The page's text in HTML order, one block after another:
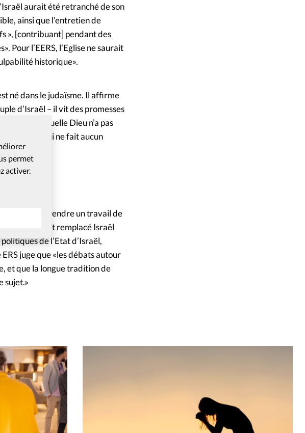
permet
activer.
aurait été retranché de son
ainsi que l’entretien de
», [contribuant] pendant des
Pour l’EERS, l’Eglise ne saurait
historique».
né dans le judaïsme. Il affirme
d’Israël – il vit des promesses
selon laquelle Dieu n’a pas
le texte, qui ne fait aucun
entreprendre un travail de
aurait remplacé Israël
de l’Etat d’Israël,
juge que «les débats autour
et que la longue tradition de
sujet.»